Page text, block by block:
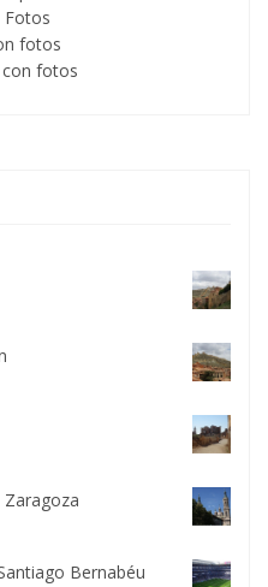
Fotos
fotos
fotos
Bernabéu